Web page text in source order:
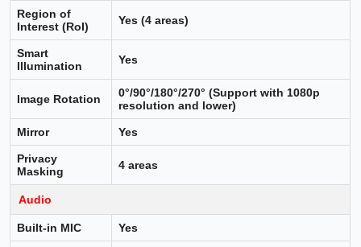
Region of
Interest (RoI)
Yes (4 areas)
Smart
Illumination
Yes
Image Rotation
0°/90°/180°/270° (Support with 1080p
resolution and lower)
Mirror Yes
Privacy
Masking
4 areas
Audio
Built-in MIC Yes